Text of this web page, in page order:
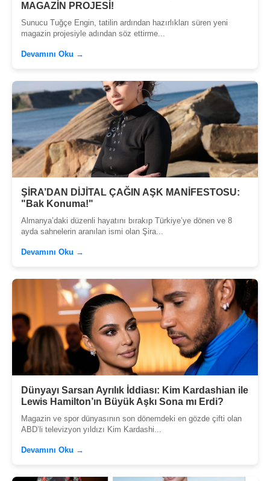
MAGAZİN PROJESİ!
Sunucu Tuğçe Engin, tatilin ardından hazırlıkları süren yeni
magazin projesiyle adından söz ettirme...
Devamını Oku →
ŞİRA’DAN DİJİTAL ÇAĞIN AŞK MANİFESTOSU:
"Bak Konuma!"
Almanya’daki düzenli hayatını bırakıp Türkiye’ye dönen ve 8
ayda sahnelerin aranılan ismi olan Şira...
Devamını Oku →
Dünyayı Sarsan Ayrılık İddiası: Kim Kardashian ile
Lewis Hamilton’ın Büyük Aşkı Sona mı Erdi?
Magazin ve spor dünyasının son dönemdeki en gözde çifti olan
ABD’li televizyon yıldızı Kim Kardashi...
Devamını Oku →